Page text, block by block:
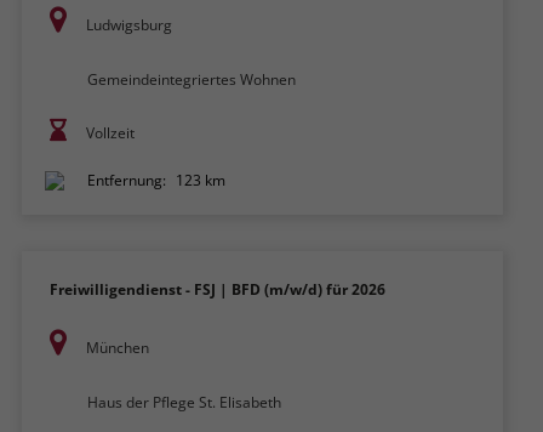
Ludwigsburg
Gemeindeintegriertes Wohnen
Vollzeit
Entfernung: 123 km
Freiwilligendienst - FSJ | BFD (m/w/d) für 2026
München
Haus der Pflege St. Elisabeth